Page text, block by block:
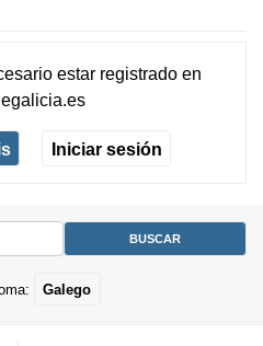
estar registradoen
Iniciar sesión
Galego